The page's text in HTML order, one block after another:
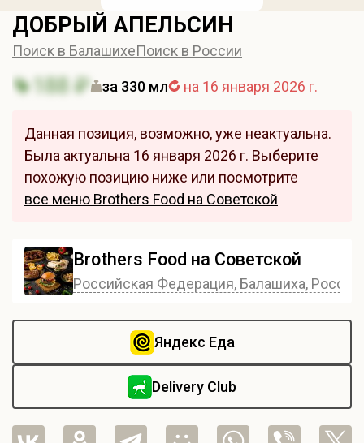
ДОБРЫЙ АПЕЛЬСИН
Поиск в БалашихеПоиск в России
188 ₽ за 330 мл на 16 января 2026 г.
Данная позиция, возможно, уже неактуальна.
Была актуальна 16 января 2026 г. Выберите
похожую позицию ниже или посмотрите
все меню Brothers Food на Советской
Brothers Food на Советской
Российская Федерация, Балашиха,
Яндекс Еда
Delivery Club